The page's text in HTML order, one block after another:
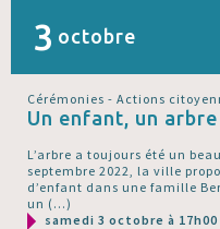
3 octobre
Cérémonies - Actions
Un enfant, un arbre
L’arbre a toujours été un
septembre 2022, la ville
d’enfant dans une famille
un (…)
samedi 3 octobre à 17h00